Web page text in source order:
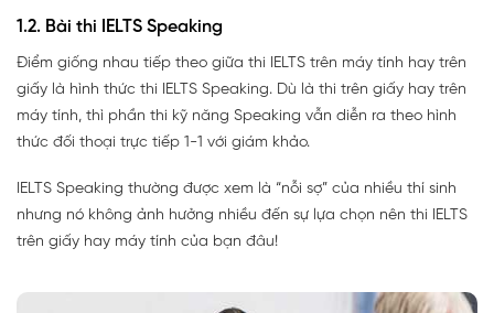
1.2. Bài thi IELTS Speaking
Điểm giống nhau tiếp theo giữa thi IELTS trên máy tính hay trên
giấy là hình thức thi IELTS Speaking. Dù là thi trên giấy hay trên
máy tính, thì phần thi kỹ năng Speaking vẫn diễn ra theo hình
thức đối thoại trực tiếp 1-1 với giám khảo.
IELTS Speaking thường được xem là “nỗi sợ” của nhiều thí sinh
nhưng nó không ảnh hưởng nhiều đến sự lựa chọn nên thi IELTS
trên giấy hay máy tính của bạn đâu!